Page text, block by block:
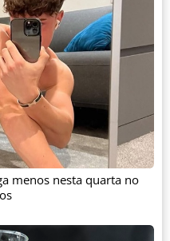
menos nesta quarta no